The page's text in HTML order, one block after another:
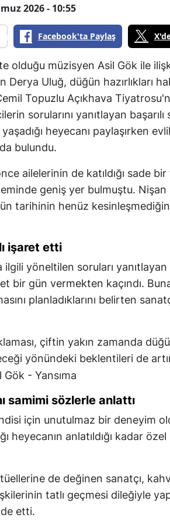
2026 - 10:55
Facebook'ta Paylaş
olduğu müzisyen Asil Gök ile
Derya Uluğ, düğün hazırlıkları
Topuzlu Açıkhava
sorularını yanıtlayan başarılı
heyecanı paylaşırken
bulundu.
ailelerinin de katıldığı sade
geniş yer bulmuştu. Nişan
tarihinin henüz
işaret etti
ilgili yöneltilen soruları
bir gün vermekten kaçındı.
planladıklarını belirten
çiftin yakın zamanda
yönündeki beklentileri de
samimi sözlerle anlattı
için unutulmaz bir deneyim
heyecanın anlatıldığı kadar
de değinen sanatçı,
tatlı geçmesi dileğiyle
etti.